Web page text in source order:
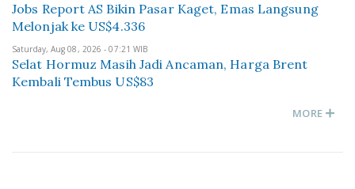
Jobs Report AS Bikin Pasar Kaget, Emas Langsung
Melonjak ke US$4.336
Saturday, Aug 08, 2026 - 07:21 WIB
Selat Hormuz Masih Jadi Ancaman, Harga Brent
Kembali Tembus US$83
MORE